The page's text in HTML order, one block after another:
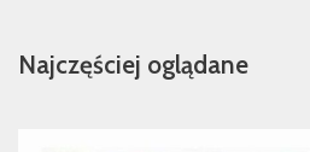
Najczęściej oglądane